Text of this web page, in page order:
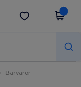
Hämta app
Barvaror